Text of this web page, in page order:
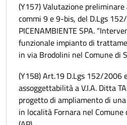
(Y157) Valutazione preliminare
commi 9 e 9-bis, del D.Lgs
PICENAMBIENTE SPA.
funzionale impianto di
in via Brodolini nel Comune di
(Y158) Art.19 D.Lgs 152/2006
assoggettabilità a V.I.A. Ditta
progetto di ampliamento di
in località Fornara nel Comune